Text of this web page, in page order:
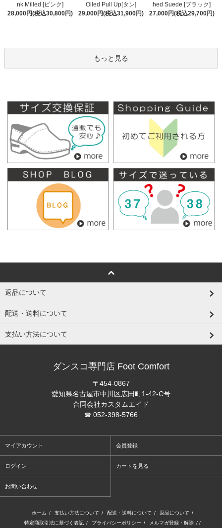
nk Milled [ピンク]
28,000円(税込30,800円)
Oiled Pull Up[タン]
29,000円(税込31,900円)
hed Suede [ブラック]
27,000円(税込29,700円)
もっと見る
返品について
配送・送料について
支払い方法について
ダンスコ専門店 Foot Comfort
〒454-0867
愛知県名古屋市中川区広田町1-42-C号
合同会社カスタムエイド
☎ 052-398-5766
マイアカウント 会員登録
ログイン カートを見る
お問い合わせ
ホーム / 支払い方法について / 配送・送料について / 返品について /
特定商取引法に基づく表記 / プライバシーポリシー / メルマガ登録・解除 / /